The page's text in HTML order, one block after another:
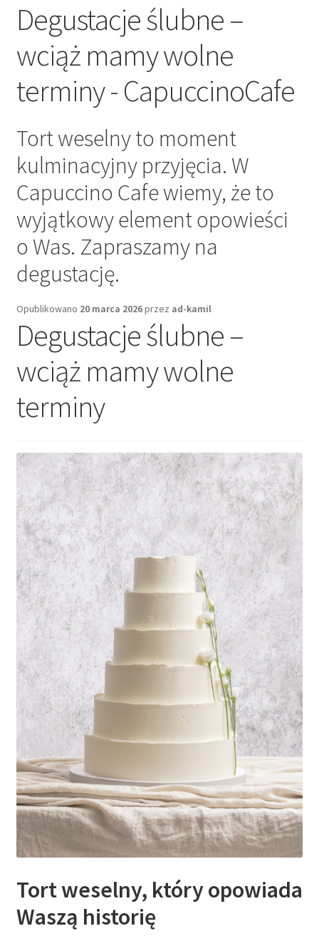
Degustacje ślubne –
wciąż mamy wolne
terminy - CapuccinoCafe
Tort weselny to moment
kulminacyjny przyjęcia. W
Capuccino Cafe wiemy, że to
wyjątkowy element opowieści
o Was. Zapraszamy na
degustację.
Opublikowano 20 marca 2026przez ad-kamil
Degustacje ślubne –
wciąż mamy wolne
terminy
Tort weselny, który opowiada
Waszą historię